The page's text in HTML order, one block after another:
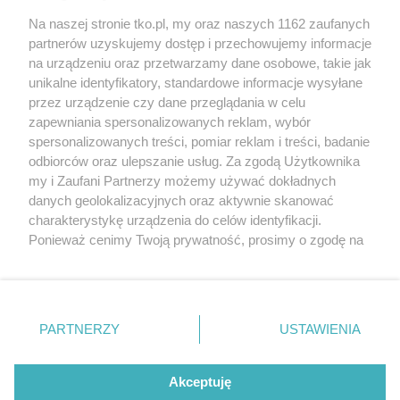
Pokaż więcej
Reklama Tematy Archiwum artykułów
Strona korzysta z plików cookies w celu realizacji usług. Pozostając na niej,
wyrażasz zgodę na ich wykorzystanie. Więcej informacji w polityce
Na naszej stronie tko.pl, my oraz naszych 1162 zaufanych
partnerów uzyskujemy dostęp i przechowujemy informacje
na urządzeniu oraz przetwarzamy dane osobowe, takie jak
unikalne identyfikatory, standardowe informacje wysyłane
przez urządzenie czy dane przeglądania w celu
zapewniania spersonalizowanych reklam, wybór
spersonalizowanych treści, pomiar reklam i treści, badanie
odbiorców oraz ulepszanie usług. Za zgodą Użytkownika
my i Zaufani Partnerzy możemy używać dokładnych
danych geolokalizacyjnych oraz aktywnie skanować
charakterystykę urządzenia do celów identyfikacji.
Ponieważ cenimy Twoją prywatność, prosimy o zgodę na
znajdujący się w lewym dolnym rogu strony
. Niektóre
rodzaje przetwarzania danych nie wymagają zgody
użytkownika, ale masz prawo sprzeciwić się takiemu
przetwarzaniu. Preferencje będą miały zastosowania tylko
PARTNERZY USTAWIENIA
Akceptuję